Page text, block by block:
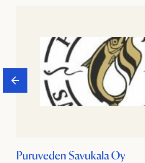
Puruveden Savukala Oy